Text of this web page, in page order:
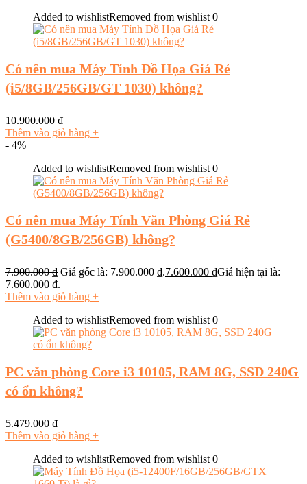
Added to wishlistRemoved from wishlist 0
Có nên mua Máy Tính Đồ Họa Giá Rẻ
(i5/8GB/256GB/GT 1030) không?
10.900.000 ₫
Thêm vào giỏ hàng +
- 4%
Added to wishlistRemoved from wishlist 0
Có nên mua Máy Tính Văn Phòng Giá Rẻ
(G5400/8GB/256GB) không?
7.900.000₫ Giá gốc là: 7.900.000 ₫.7.600.000 ₫Giá hiện tại là:
7.600.000 ₫.
Thêm vào giỏ hàng +
Added to wishlistRemoved from wishlist 0
PC văn phòng Core i3 10105, RAM 8G, SSD 240G
có ổn không?
5.479.000 ₫
Thêm vào giỏ hàng +
Added to wishlistRemoved from wishlist 0